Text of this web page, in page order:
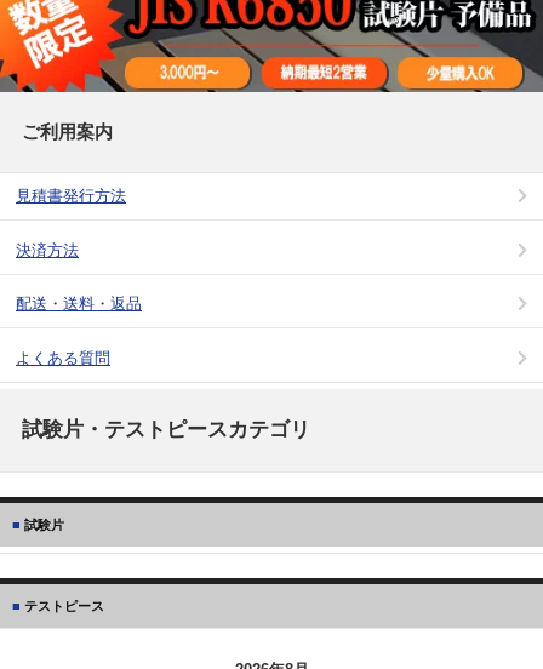
ご利用案内
見積書発行方法
決済方法
配送・送料・返品
よくある質問
試験片・テストピースカテゴリ
試験片
テストピース